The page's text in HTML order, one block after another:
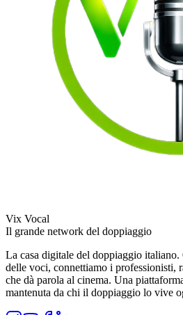
Vix Vocal
Il grande network del doppiaggio
La casa digitale del doppiaggio italiano.
delle voci, connettiamo i professionisti,
che dà parola al cinema. Una
mantenuta da chi il doppiaggio lo vive